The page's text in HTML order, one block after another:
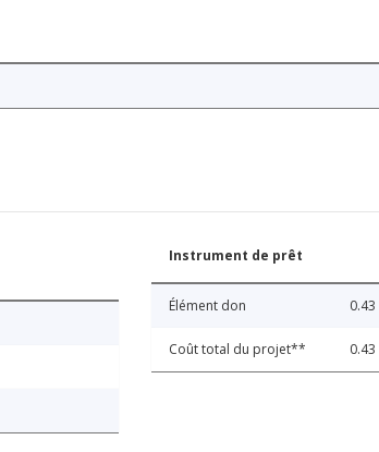
Instrument de prêt
Élément don 0.43
Coût total du projet** 0.43